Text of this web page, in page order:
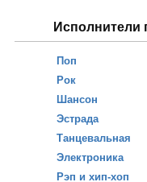
Поп
Рок
Шансон
Эстрада
Танцевальная
Электроника
Рэп и хип-хоп